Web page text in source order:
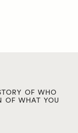
OF WHO
OF WHAT YOU